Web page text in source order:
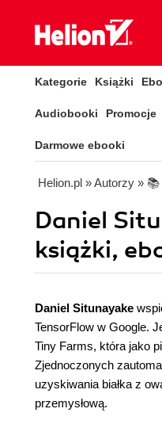
Kategorie Książki
Audiobooki Promocje
Darmowe ebooki
Helion.pl » Autorzy » 📚
Daniel
książki,
Daniel Situnayake
TensorFlow w Google.
Tiny Farms, która jako
Zjednoczonych
uzyskiwania białka z
przemysłową.